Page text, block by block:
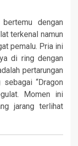
dengan
terkenal namun
pemalu. Pria ini
di ring dengan
pertarungan
“Dragon
Momen ini
jarang terlihat